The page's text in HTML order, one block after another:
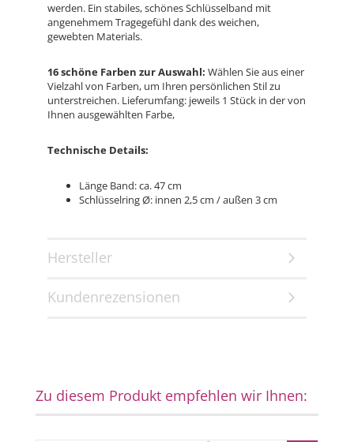
werden. Ein stabiles, schönes Schlüsselband mit
angenehmem Tragegefühl dank des weichen,
gewebten Materials.
16 schöne Farben zur Auswahl: Wählen Sie aus einer
Vielzahl von Farben, um Ihren persönlichen Stil zu
unterstreichen. Lieferumfang: jeweils 1 Stück in der von
Ihnen ausgewählten Farbe,
Technische Details:
Länge Band: ca. 47 cm
Schlüsselring Ø: innen 2,5 cm / außen 3 cm
Hersteller
Kundenrezensionen
Zu diesem Produkt empfehlen wir Ihnen: